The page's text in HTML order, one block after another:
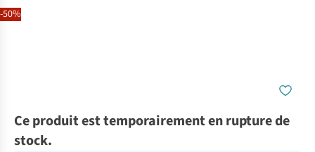
-50%
Ce produit est temporairement en rupture de
stock.